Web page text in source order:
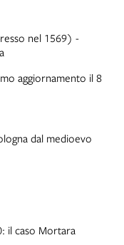
dal medioevo
il caso Mortara
nel 1569) -
aggiornamento il 8